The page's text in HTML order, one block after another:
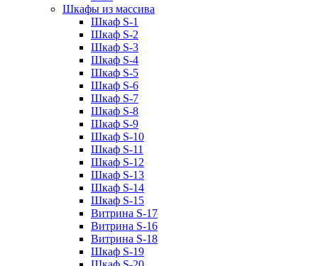
Шкафы из массива
Шкаф S-1
Шкаф S-2
Шкаф S-3
Шкаф S-4
Шкаф S-5
Шкаф S-6
Шкаф S-7
Шкаф S-8
Шкаф S-9
Шкаф S-10
Шкаф S-11
Шкаф S-12
Шкаф S-13
Шкаф S-14
Шкаф S-15
Витрина S-17
Витрина S-16
Витрина S-18
Шкаф S-19